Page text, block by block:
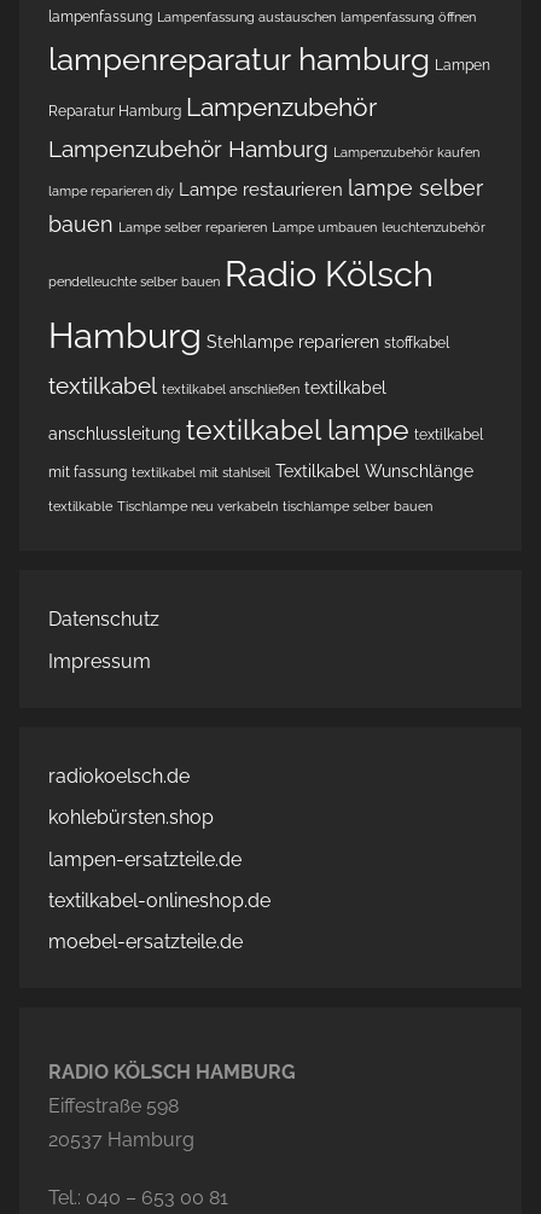
lampenfassung Lampenfassung austauschen lampenfassung öffnen
lampenreparatur hamburg Lampen
Reparatur Hamburg Lampenzubehör
Lampenzubehör Hamburg Lampenzubehör kaufen
lampe reparieren diy Lampe restaurieren lampe selber
bauen Lampe selber reparieren Lampe umbauen leuchtenzubehör
pendelleuchte selber bauen Radio Kölsch
Hamburg Stehlampe reparieren stoffkabel
textilkabel textilkabel anschließen textilkabel
anschlussleitung textilkabel lampe textilkabel
mit fassung textilkabel mit stahlseil Textilkabel Wunschlänge
textilkable Tischlampe neu verkabeln tischlampe selber bauen
Datenschutz
Impressum
radiokoelsch.de
kohlebürsten.shop
lampen-ersatzteile.de
textilkabel-onlineshop.de
moebel-ersatzteile.de
RADIO KÖLSCH HAMBURG
Eiffestraße 598
20537 Hamburg
Tel.: 040 – 653 00 81